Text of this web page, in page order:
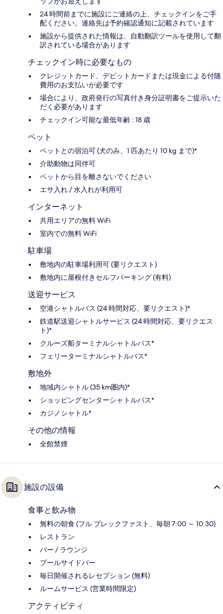
24 時間前までに施設にご連絡の上、チェックインをご手
配ください。連絡先は予約確認通知に記載されています
施設から提供された情報は、自動翻訳ツールを使用して翻
訳されている場合があります
チェックイン時に必要なもの
クレジットカード、デビットカードまたは現金による付随
費用のお支払いが必要です
場合により、政府発行の写真付き身分証明書をご提示いた
だく必要があります
チェックイン可能な最低年齢 : 18 歳
ペット
ペットとの宿泊可 (犬のみ、1 匹あたり 10 kg まで)*
介助動物は同伴可
ペットから目を離さないでください
エサ入れ / 水入れが利用可
インターネット
共用エリアの無料 WiFi
室内での無料 WiFi
駐車場
敷地内の駐車場利用可 (要リクエスト)
敷地内に屋根付きセルフパーキング (有料)
送迎サービス
空港シャトルバス (24 時間対応、要リクエスト)*
鉄道駅送迎シャトルサービス (24 時間対応、要リクエス
ト)*
クルーズ船ターミナルシャトルバス*
フェリーターミナルシャトルバス*
敷地外
地域内シャトル (35 km圏内)*
ショッピングセンターシャトルバス*
カジノシャトル*
その他の情報
全館禁煙
施設の設備
食事と飲み物
無料の朝食 (フル ブレックファスト、毎朝 7:00 ～ 10:30)
レストラン
バー / ラウンジ
プールサイドバー
毎日開催されるレセプション (無料)
ルームサービス (営業時間限定)
アクティビティ